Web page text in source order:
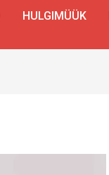
HULGIMÜÜK